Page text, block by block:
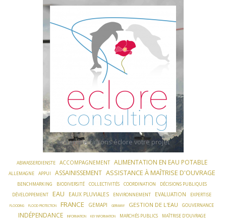
ensemble faisons éclore votre projet
ABWASSERDIENSTE ACCOMPAGNEMENT ALIMENTATION EN EAU POTABLE
ALLEMAGNE APPUI ASSAINISSEMENT ASSISTANCE À MAÎTRISE D'OUVRAGE
BENCHMARKING BIODIVERSITÉ COLLECTIVITÉS COORDINATION
DÉCISIONS PUBLIQUES
DÉVELOPPEMENT
EAU EAUX PLUVIALES ENVIRONNEMENT EVALUATION EXPERTISE
FLOODING FLOOD PROTECTION FRANCE GEMAPI GERMANY GESTION DE L'EAU GOUVERNANCE
INDÉPENDANCE INFORMATION KEY INFORMATION MARCHÉS PUBLICS MAÎTRISE D'OUVRAGE